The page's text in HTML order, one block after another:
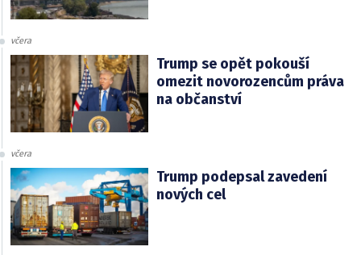
včera
Trump se opět pokouší
omezit novorozencům práva
na občanství
včera
Trump podepsal zavedení
nových cel